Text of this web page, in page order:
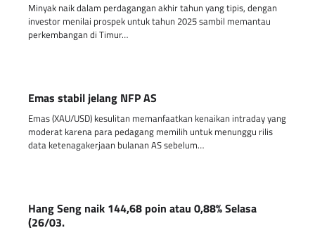
Minyak naik dalam perdagangan akhir tahun yang tipis, dengan
investor menilai prospek untuk tahun 2025 sambil memantau
perkembangan di Timur…
Emas stabil jelang NFP AS
Emas (XAU/USD) kesulitan memanfaatkan kenaikan intraday yang
moderat karena para pedagang memilih untuk menunggu rilis
data ketenagakerjaan bulanan AS sebelum…
Hang Seng naik 144,68 poin atau 0,88% Selasa
(26/03.